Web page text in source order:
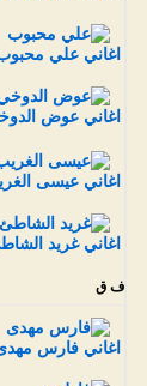
اغاني علي
اغاني عوض
اغاني عيسى
اغاني غريد
ف ق
اغاني فارس